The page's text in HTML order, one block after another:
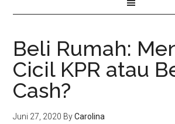
Beli Rumah:
Cicil KPR atau
Cash?
Juni 27, 2020 ByCarolina